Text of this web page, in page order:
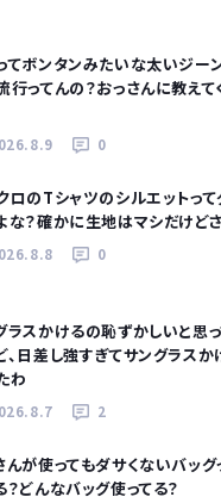
てボンタンみたいな太いジー
行ってんの？おっさんに教えて
0
ロのTシャツのシルエットって
な？確かに生地はマシだけどさ
0
ラスかけるの恥ずかしいと思
、日差し強すぎてサングラスか
わ
2
んが使ってもダサくないバッグ
？どんなバッグ使ってる？